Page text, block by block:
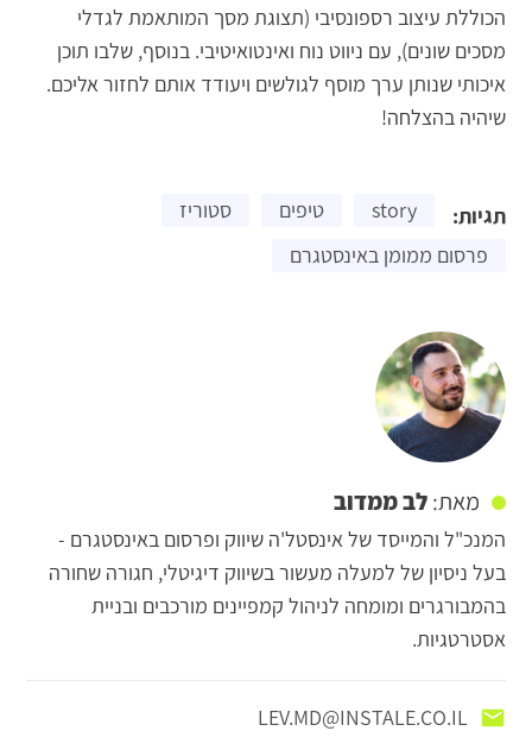
הכוללת עיצוב רספונסיבי (תצוגת מסך המותאמת לגדלי
מסכים שונים), עם ניווט נוח ואינטואיטיבי. בנוסף, שלבו תוכן
איכותי שנותן ערך מוסף לגולשים ויעודד אותם לחזור אליכם.
שיהיה בהצלחה!
תגיות: story טיפים
סטוריז
פרסום ממומן באינסטגרם
מאת:לב ממדוב
המנכ"ל והמייסד של אינסטל'ה שיווק ופרסום באינסטגרם -
בעל ניסיון של למעלה מעשור בשיווק דיגיטלי, חגורה שחורה
בהמבורגרים ומומחה לניהול קמפיינים מורכבים ובניית
אסטרטגיות.
LEV.MD@INSTALE.CO.IL